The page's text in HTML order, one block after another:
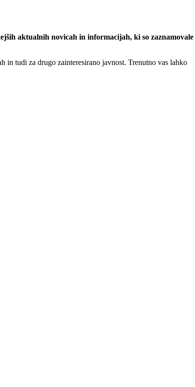
aktualnih novicah in informacijah, ki so zaznamovale
in tudi za drugo zainteresirano javnost. Trenutno vas lahko